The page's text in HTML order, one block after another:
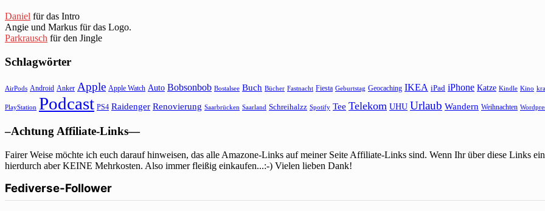
Daniel für das Intro
Angie und Markus für das Logo.
Parkrausch für den Jingle
Schlagwörter
AirPods Android Anker Apple Apple Watch Auto Bobsonbob Bostalsee Buch Bücher Fastnacht Fiesta Geburtstag Geocaching IKEA iPad iPhone Katze Kindle Kino
PlayStation Podcast PS4 Raidenger Renovierung Saarbrücken Saarland Schreihalzz Spotify Tee Telekom UHU Urlaub Wandern Weihnachten
–Achtung Affiliate-Links—
Fairer Weise möchte ich euch darauf hinweisen, das alle Amazone-Links auf meiner Seite Affiliate-Links sind. Wenn Ihr über diese Links
hierdurch aber KEINE Mehrkosten. Also immer fleißig einkaufen...:-) Vielen lieben Dank!
Fediverse-Follower